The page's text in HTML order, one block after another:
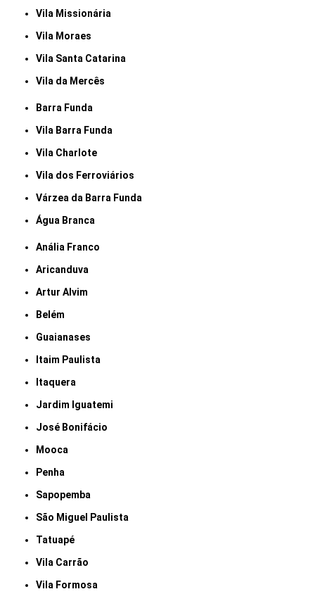
Vila Missionária
Vila Moraes
Vila Santa Catarina
Vila da Mercês
Barra Funda
Vila Barra Funda
Vila Charlote
Vila dos Ferroviários
Várzea da Barra Funda
Água Branca
Anália Franco
Aricanduva
Artur Alvim
Belém
Guaianases
Itaim Paulista
Itaquera
Jardim Iguatemi
José Bonifácio
Mooca
Penha
Sapopemba
São Miguel Paulista
Tatuapé
Vila Carrão
Vila Formosa